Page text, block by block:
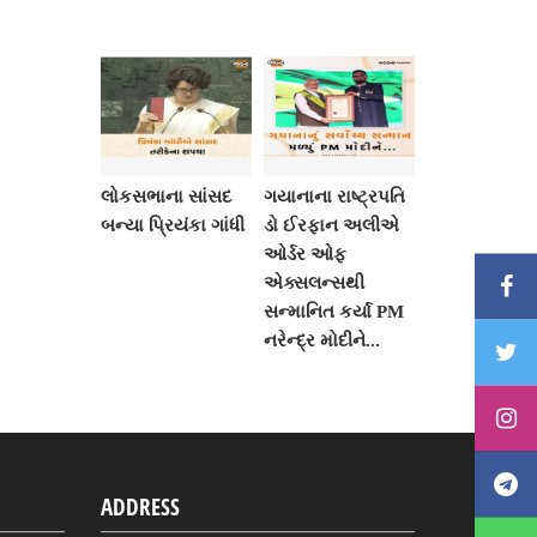
લોકસભાના સાંસદ
બન્યા પ્રિયંકા ગાંધી
ગયાનાના રાષ્ટ્રપતિ
ડો ઈરફાન અલીએ
ઓર્ડર ઓફ
એક્સલન્સથી
સન્માનિત કર્યા PM
નરેન્દ્ર મોદીને...
ADDRESS